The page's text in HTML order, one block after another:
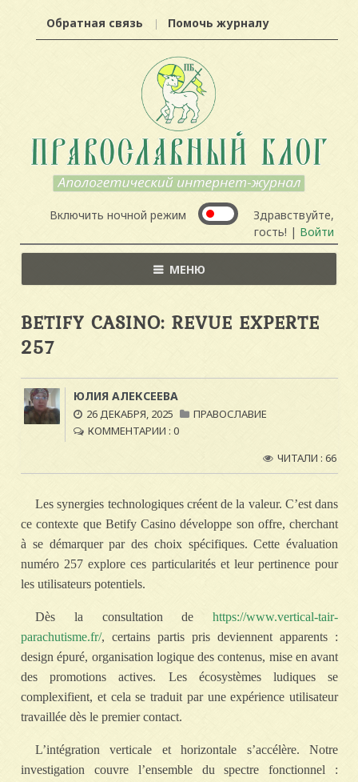
Обратная связь Помочь журналу
Включить ночной режим
Здравствуйте,
гость! | Войти
МЕНЮ
BETIFY CASINO: REVUE EXPERTE
257
ЮЛИЯ АЛЕКСЕЕВА
26 ДЕКАБРЯ, 2025
ПРАВОСЛАВИЕ
КОММЕНТАРИИ : 0
ЧИТАЛИ : 66
Les synergies technologiques créent de la valeur. C’est dans
ce contexte que Betify Casino développe son offre, cherchant
à se démarquer par des choix spécifiques. Cette évaluation
numéro 257 explore ces particularités et leur pertinence pour
les utilisateurs potentiels.
Dès la consultation de https://www.vertical-tair-
parachutisme.fr/, certains partis pris deviennent apparents :
design épuré, organisation logique des contenus, mise en avant
des promotions actives. Les écosystèmes ludiques se
complexifient, et cela se traduit par une expérience utilisateur
travaillée dès le premier contact.
L’intégration verticale et horizontale s’accélère. Notre
investigation couvre l’ensemble du spectre fonctionnel :